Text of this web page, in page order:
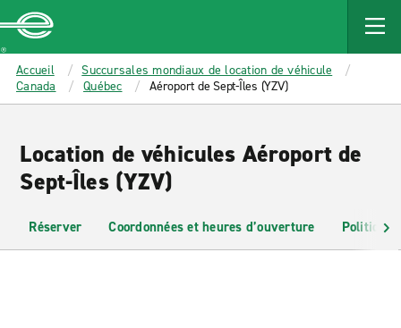
MAIN
CONTENT
Enterprise
Accueil
Succursales mondiaux de location de véhicule
Canada
Québec Aéroport de Sept-Îles (YZV)
Location de véhicules Aéroport de
Sept-Îles (YZV)
Réserver Coordonnées et heures d’ouverture Politiques